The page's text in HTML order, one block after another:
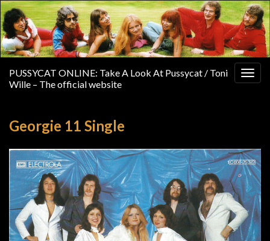
PUSSYCAT ONLINE: Take A Look At Pussycat / Toni
Wille – The official website
Georgie 11 Single